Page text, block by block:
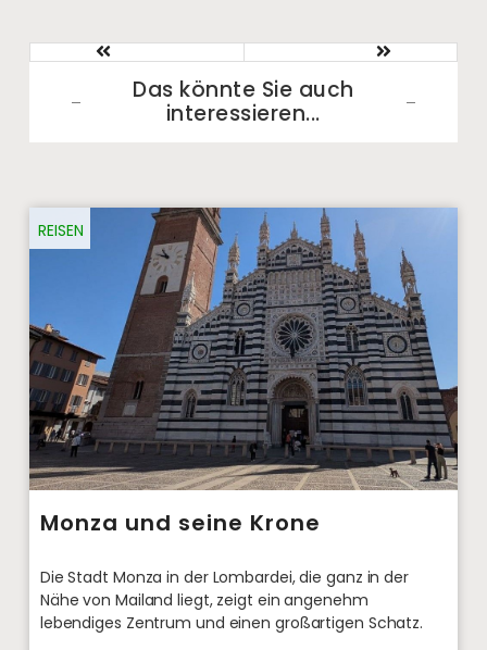
Das könnte Sie auch
interessieren...​
REISEN
Monza und seine Krone
Die Stadt Monza in der Lombardei, die ganz in der
Nähe von Mailand liegt, zeigt ein angenehm
lebendiges Zentrum und einen großartigen Schatz.